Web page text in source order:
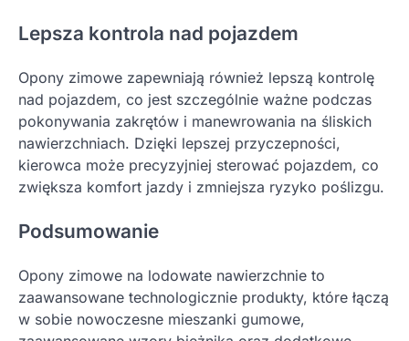
Lepsza kontrola nad pojazdem
Opony zimowe zapewniają również lepszą kontrolę
nad pojazdem, co jest szczególnie ważne podczas
pokonywania zakrętów i manewrowania na śliskich
nawierzchniach. Dzięki lepszej przyczepności,
kierowca może precyzyjniej sterować pojazdem, co
zwiększa komfort jazdy i zmniejsza ryzyko poślizgu.
Podsumowanie
Opony zimowe na lodowate nawierzchnie to
zaawansowane technologicznie produkty, które łączą
w sobie nowoczesne mieszanki gumowe,